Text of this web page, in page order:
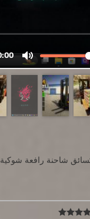
شاحنة رافعة شوكية